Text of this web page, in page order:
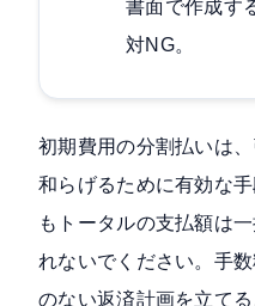
書面で作成す
対NG。
初期費用の分割払いは
和らげるために有効な
もトータルの支払額は
れないでください。手
のない返済計画を立てる